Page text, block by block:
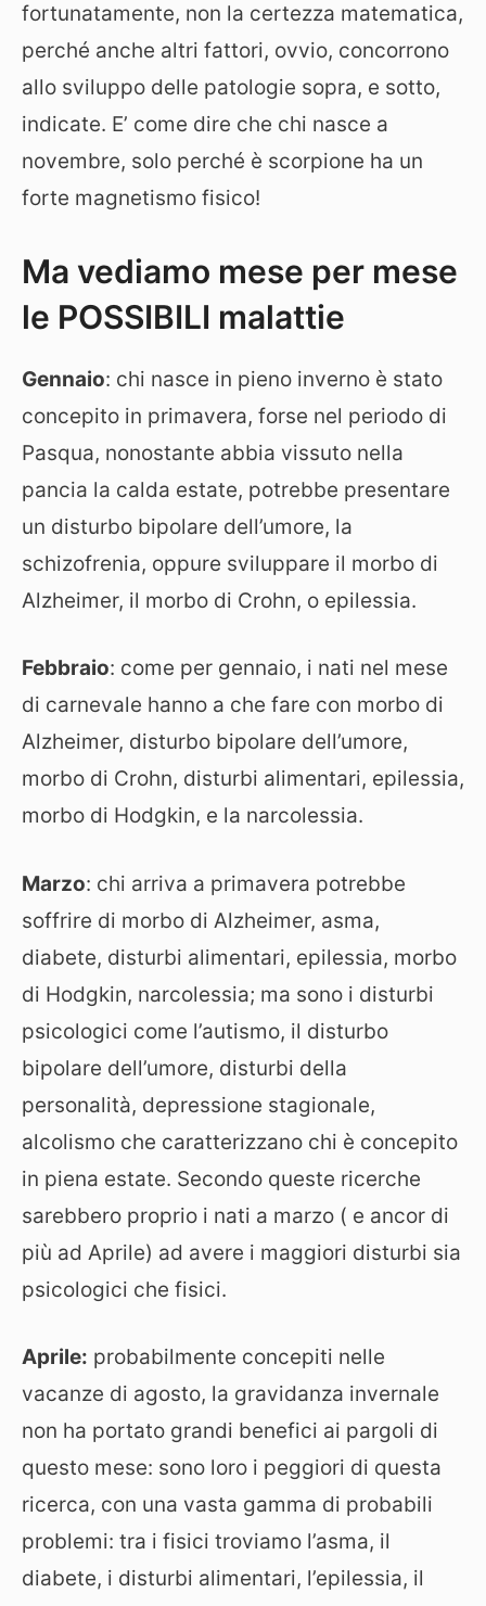
fortunatamente, non la certezza matematica,
perché anche altri fattori, ovvio, concorrono
allo sviluppo delle patologie sopra, e sotto,
indicate. E’ come dire che chi nasce a
novembre, solo perché è scorpione ha un
forte magnetismo fisico!
Ma vediamo mese per mese
le POSSIBILI malattie
Gennaio: chi nasce in pieno inverno è stato
concepito in primavera, forse nel periodo di
Pasqua, nonostante abbia vissuto nella
pancia la calda estate, potrebbe presentare
un disturbo bipolare dell’umore, la
schizofrenia, oppure sviluppare il morbo di
Alzheimer, il morbo di Crohn, o epilessia.
Febbraio: come per gennaio, i nati nel mese
di carnevale hanno a che fare con morbo di
Alzheimer, disturbo bipolare dell’umore,
morbo di Crohn, disturbi alimentari, epilessia,
morbo di Hodgkin, e la narcolessia.
Marzo: chi arriva a primavera potrebbe
soffrire di morbo di Alzheimer, asma,
diabete, disturbi alimentari, epilessia, morbo
di Hodgkin, narcolessia; ma sono i disturbi
psicologici come l’autismo, il disturbo
bipolare dell’umore, disturbi della
personalità, depressione stagionale,
alcolismo che caratterizzano chi è concepito
in piena estate. Secondo queste ricerche
sarebbero proprio i nati a marzo ( e ancor di
più ad Aprile) ad avere i maggiori disturbi sia
psicologici che fisici.
Aprile: probabilmente concepiti nelle
vacanze di agosto, la gravidanza invernale
non ha portato grandi benefici ai pargoli di
questo mese: sono loro i peggiori di questa
ricerca, con una vasta gamma di probabili
problemi: tra i fisici troviamo l’asma, il
diabete, i disturbi alimentari, l’epilessia, il